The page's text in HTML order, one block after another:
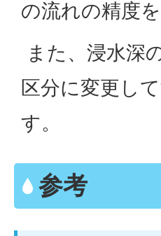
の流れの精度
また、浸水深
区分に変更し
す。
参考